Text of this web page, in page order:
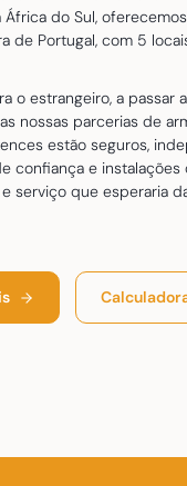
do Sul,
de Portugal, com 5
o estrangeiro, a passar
nossas parcerias de
estão seguros,
confiança e
serviço que esperaria